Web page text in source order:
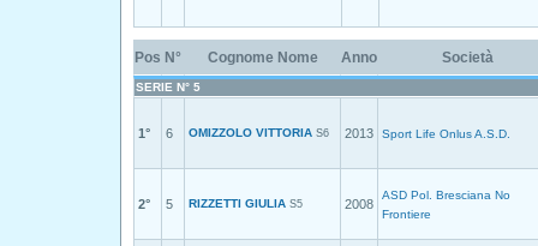
Pos N° Cognome Nome Anno Società
SERIE N° 5
1° 6 OMIZZOLO VITTORIA S6 2013 Sport Life Onlus A.S.D.
2° 5 RIZZETTI GIULIA S5 2008
ASD Pol. Bresciana No
Frontiere